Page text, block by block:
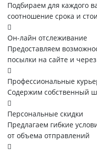
Подбираем для каждого
соотношение срока и
Он-лайн отслеживание
Предоставляем
посылки на сайте и
Профессиональные
Содержим собственный
Персональные скидки
Предлагаем гибкие
от объема отправлений